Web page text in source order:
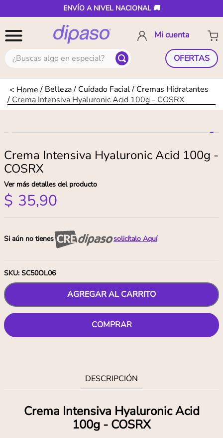
ENVÍO A NIVEL NACIONAL 🚚
¿Buscas algo en especial? OFERTAS
Belleza Cuidado Facial
Cremas Hidratantes
Crema Intensiva Hyaluronic Acid 100g - COSRX
Crema Intensiva Hyaluronic Acid 100g -
COSRX
Ver más detalles del producto
$ 35,90
Si aún no tienes solicítalo Aquí
SKU: SC50OL06
AGREGAR AL CARRITO
COMPRAR
DESCRIPCIÓN
Crema Intensiva Hyaluronic Acid
100g - COSRX